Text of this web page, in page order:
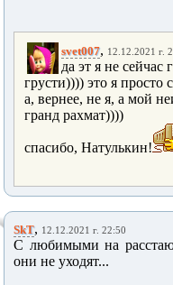
svet007, 12.12.2021 г.
да эт я не сейчас
грусти)))) это я просто
а, вернее, не я, а мой
гранд рахмат))))
спасибо, Натулькин!
SkT, 12.12.2021 г. 22:50
С любимыми на
они не уходят...